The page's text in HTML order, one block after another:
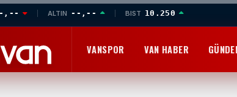
,-- ALTIN --,-- BIST 10.250
VANSPOR VAN HABER